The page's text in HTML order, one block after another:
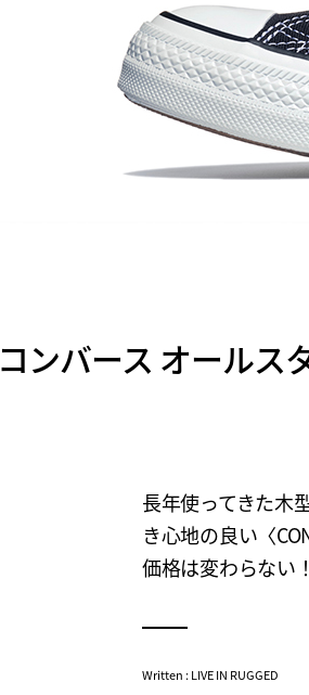
コンバース オールス
長年使ってきた木
き心地の良い〈
価格は変わらない！
Written : LIVE IN RUGGED